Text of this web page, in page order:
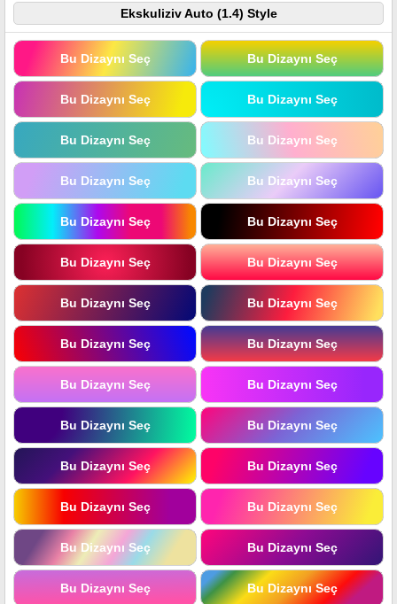
Ekskuliziv Auto (1.4) Style
Bu Dizaynı Seç Bu Dizaynı Seç
Bu Dizaynı Seç Bu Dizaynı Seç
Bu Dizaynı Seç Bu Dizaynı Seç
Bu Dizaynı Seç Bu Dizaynı Seç
Bu Dizaynı Seç Bu Dizaynı Seç
Bu Dizaynı Seç Bu Dizaynı Seç
Bu Dizaynı Seç Bu Dizaynı Seç
Bu Dizaynı Seç Bu Dizaynı Seç
Bu Dizaynı Seç Bu Dizaynı Seç
Bu Dizaynı Seç Bu Dizaynı Seç
Bu Dizaynı Seç Bu Dizaynı Seç
Bu Dizaynı Seç Bu Dizaynı Seç
Bu Dizaynı Seç Bu Dizaynı Seç
Bu Dizaynı Seç Bu Dizaynı Seç